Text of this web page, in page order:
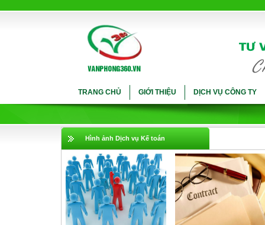
TRANG CHỦ GIỚI THIỆU DỊCH VỤ CÔNG TY
Hình ảnh Dịch vụ Kế toán